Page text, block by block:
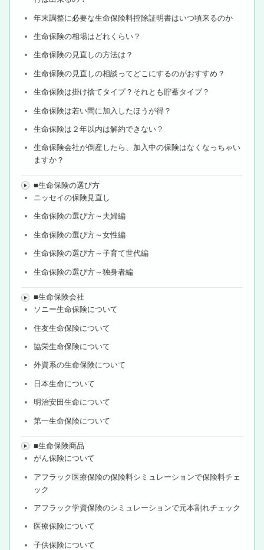
年末調整に必要な生命保険料控除証明書はいつ頃来るのか
生命保険の相場はどれくらい？
生命保険の見直しの方法は？
生命保険の見直しの相談ってどこにするのがおすすめ？
生命保険は掛け捨てタイプ？それとも貯蓄タイプ？
生命保険は若い間に加入したほうが得？
生命保険は２年以内は解約できない？
生命保険会社が倒産したら、加入中の保険はなくなっちゃい
ますか？
■生命保険の選び方
ニッセイの保険見直し
生命保険の選び方～夫婦編
生命保険の選び方～女性編
生命保険の選び方～子育て世代編
生命保険の選び方～独身者編
■生命保険会社
ソニー生命保険について
住友生命保険について
協栄生命保険について
外資系の生命保険について
日本生命について
明治安田生命について
第一生命保険について
■生命保険商品
がん保険について
アフラック医療保険の保険料シミュレーションで保険料チェ
ック
アフラック学資保険のシミュレーションで元本割れチェック
医療保険について
子供保険について